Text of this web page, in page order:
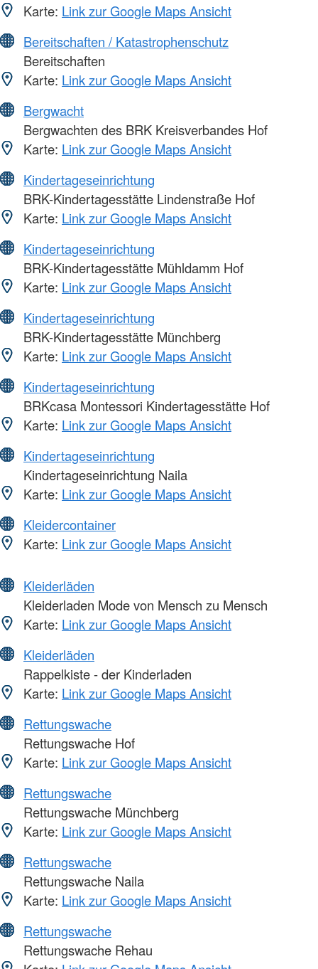
Karte: Link zur Google Maps Ansicht
Bereitschaften / Katastrophenschutz
Bereitschaften
Karte: Link zur Google Maps Ansicht
Bergwacht
Bergwachten des BRK Kreisverbandes Hof
Karte: Link zur Google Maps Ansicht
Kindertageseinrichtung
BRK-Kindertagesstätte Lindenstraße Hof
Karte: Link zur Google Maps Ansicht
Kindertageseinrichtung
BRK-Kindertagesstätte Mühldamm Hof
Karte: Link zur Google Maps Ansicht
Kindertageseinrichtung
BRK-Kindertagesstätte Münchberg
Karte: Link zur Google Maps Ansicht
Kindertageseinrichtung
BRKcasa Montessori Kindertagesstätte Hof
Karte: Link zur Google Maps Ansicht
Kindertageseinrichtung
Kindertageseinrichtung Naila
Karte: Link zur Google Maps Ansicht
Kleidercontainer
Karte: Link zur Google Maps Ansicht
Kleiderläden
Kleiderladen Mode von Mensch zu Mensch
Karte: Link zur Google Maps Ansicht
Kleiderläden
Rappelkiste - der Kinderladen
Karte: Link zur Google Maps Ansicht
Rettungswache
Rettungswache Hof
Karte: Link zur Google Maps Ansicht
Rettungswache
Rettungswache Münchberg
Karte: Link zur Google Maps Ansicht
Rettungswache
Rettungswache Naila
Karte: Link zur Google Maps Ansicht
Rettungswache
Rettungswache Rehau